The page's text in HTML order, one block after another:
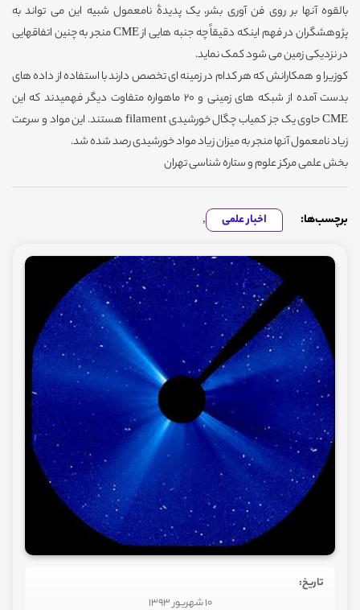
بالقوه آنها بر روی فن آوری بشر، یک پدیدۀ نامعمول شبیه این می تواند به
پژوهشگران در فهم اینکه دقیقاً چه جنبه هایی از CME منجر به چنین اتفاقهایی
در نزدیکی زمین می شود کمک نماید.
کوزیرا و همکارانش که هر کدام در زمینه ای تخصص دارند با استفاده از داده های
بدست آمده از شبکه های زمینی و 20 ماهواره متفاوت دیگر فهمیدند که این
CME حاوی یک جز کمیاب چگال خورشیدی filament هستند. این مواد و سرعت
زیاد نامعمول آنها منجر به میزان زیاد مواد خورشیدی رصد شده شد.
بخش علمی مرکز علوم و ستاره شناسی تهران
برچسب‌ها: اخبار علمی ,
تاریخ:
10 شهریور 1393